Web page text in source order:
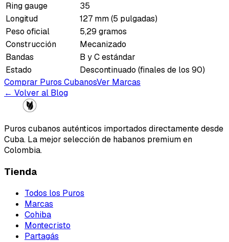
Ring gauge
35
Longitud
127 mm (5 pulgadas)
Peso oficial
5,29 gramos
Construcción
Mecanizado
Bandas
B y C estándar
Estado
Descontinuado (finales de los 90)
Comprar Puros CubanosVer Marcas
← Volver al Blog
Puros cubanos auténticos importados directamente desde
Cuba. La mejor selección de habanos premium en
Colombia.
Tienda
Todos los Puros
Marcas
Cohiba
Montecristo
Partagás